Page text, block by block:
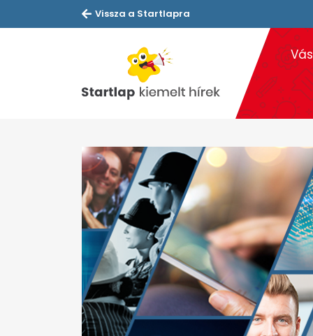
Vissza a Startlapra